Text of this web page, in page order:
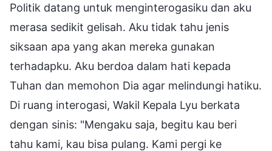
Politik datang untuk menginterogasiku dan aku
merasa sedikit gelisah. Aku tidak tahu jenis
siksaan apa yang akan mereka gunakan
terhadapku. Aku berdoa dalam hati kepada
Tuhan dan memohon Dia agar melindungi hatiku.
Di ruang interogasi, Wakil Kepala Lyu berkata
dengan sinis: "Mengaku saja, begitu kau beri
tahu kami, kau bisa pulang. Kami pergi ke